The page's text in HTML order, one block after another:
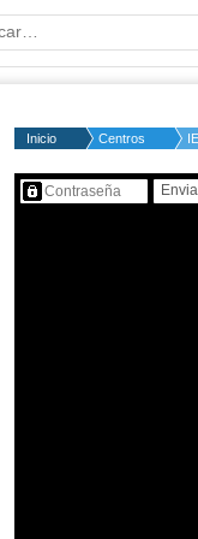
o frase:
Inicio Centros
Contenido protegido…